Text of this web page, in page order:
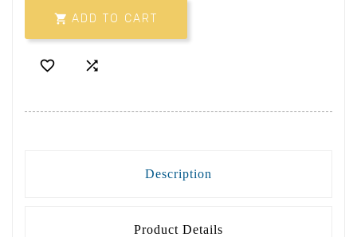
 ADD TO CART
 
Description
Product Details